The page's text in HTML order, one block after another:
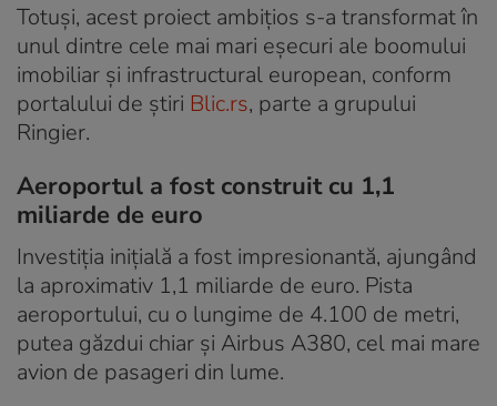
Totuși, acest proiect ambițios s-a transformat în
unul dintre cele mai mari eșecuri ale boomului
imobiliar și infrastructural european, conform
portalului de știri Blic.rs, parte a grupului
Ringier.
Aeroportul a fost construit cu 1,1
miliarde de euro
Investiția inițială a fost impresionantă, ajungând
la aproximativ 1,1 miliarde de euro. Pista
aeroportului, cu o lungime de 4.100 de metri,
putea găzdui chiar și Airbus A380, cel mai mare
avion de pasageri din lume.